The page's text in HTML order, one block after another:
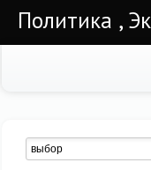
Политика ,